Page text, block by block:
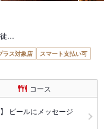
徒…
ラス対象店
スマート支払い可
コース
ビールにメッセージ